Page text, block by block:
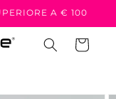
A € 100
Carrello